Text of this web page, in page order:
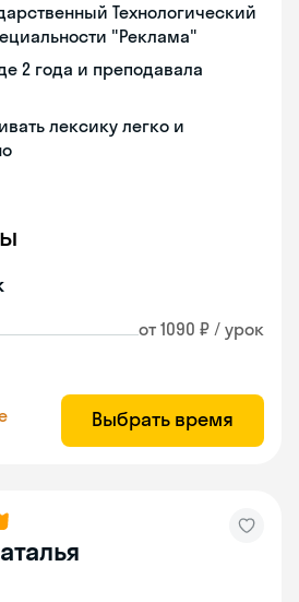
Технологический
"Реклама"
2 года и преподавала
лексику легко и
от 1090 ₽ / урок
Выбрать время